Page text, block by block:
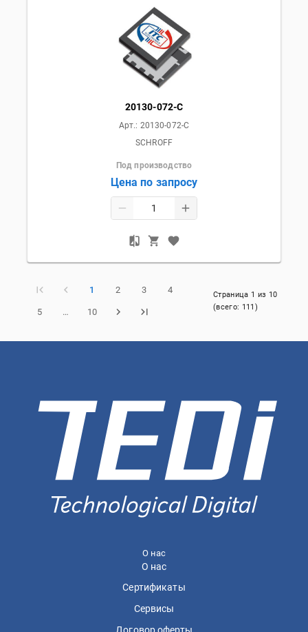
20130-072-C
Арт.: 20130-072-C
SCHROFF
Под производство
Цена по запросу
1 2 3 4
5 … 10
Страница 1 из 10
(всего: 111 )
О нас
О нас
Сертификаты
Сервисы